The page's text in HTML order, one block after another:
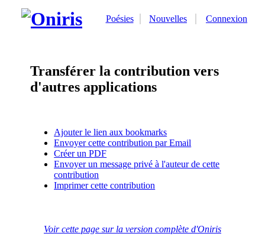
Poésies Nouvelles Connexion
Transférer la contribution vers
d'autres applications
Ajouter le lien aux bookmarks
Envoyer cette contribution par Email
Créer un PDF
Envoyer un message privé à l'auteur de cette
contribution
Imprimer cette contribution
Voir cette page sur la version complète d'Oniris